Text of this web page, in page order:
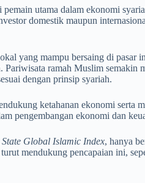
utama dalam ekonomi
domestik maupun
yang mampu bersaing di
ramah Muslim semakin
dengan prinsip syariah.
ketahanan ekonomi serta
pengembangan ekonomi dan
State Global Islamic Index, hanya
mendukung pencapaian ini,